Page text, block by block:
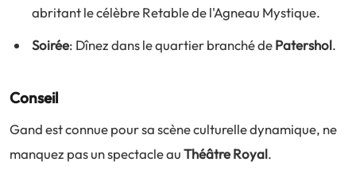
abritant le célèbre Retable de l'Agneau Mystique.
Soirée: Dînez dans le quartier branché dePatershol.
Conseil
Gand est connue pour sa scène culturelle dynamique, ne
manquez pas un spectacle auThéâtre Royal.